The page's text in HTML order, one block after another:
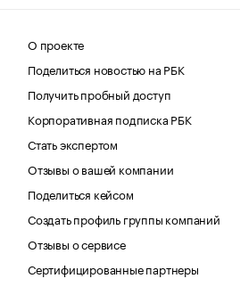
О проекте
Поделиться новостью на РБК
Получить пробный доступ
Корпоративная подписка РБК
Стать экспертом
Отзывы о вашей компании
Поделиться кейсом
Создать профиль группы компаний
Отзывы о сервисе
Сертифицированные партнеры